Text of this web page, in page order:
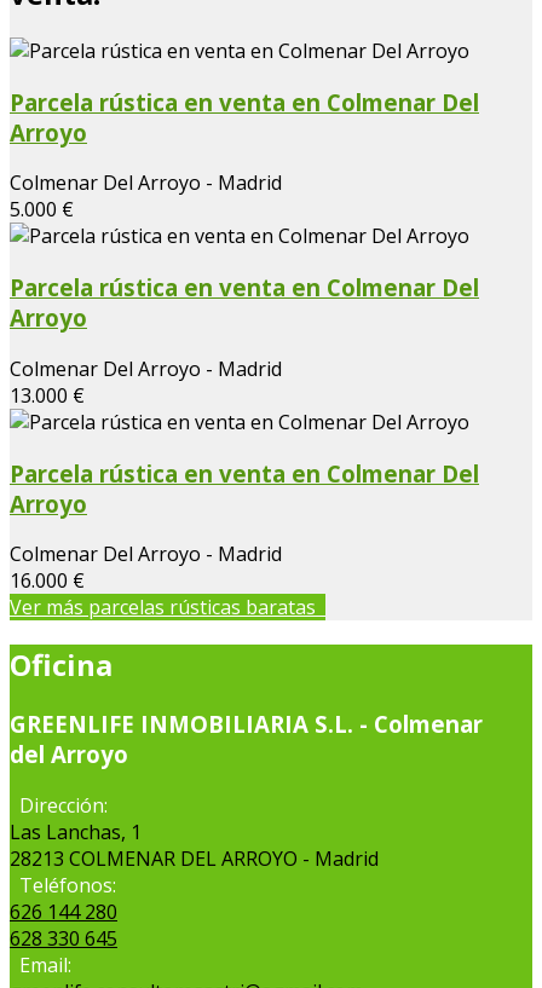
Parcela rústica en venta en Colmenar Del
Arroyo
Colmenar Del Arroyo - Madrid
5.000 €
Parcela rústica en venta en Colmenar Del
Arroyo
Colmenar Del Arroyo - Madrid
13.000 €
Parcela rústica en venta en Colmenar Del
Arroyo
Colmenar Del Arroyo - Madrid
16.000 €
Ver más parcelas rústicas baratas
Oficina
GREENLIFE INMOBILIARIA S.L. - Colmenar
del Arroyo
Dirección:
Las Lanchas, 1
28213 COLMENAR DEL ARROYO - Madrid
Teléfonos:
626 144 280
628 330 645
Email: